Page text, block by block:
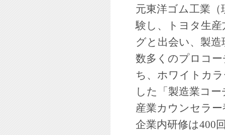
元東洋ゴム工業
験し、トヨタ生
グと出会い、製
数多くのプロコ
ち、ホワイトカ
した「製造業コ
産業カウンセラ
企業内研修は400